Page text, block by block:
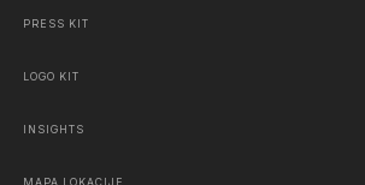
PRESS KIT
LOGO KIT
INSIGHTS